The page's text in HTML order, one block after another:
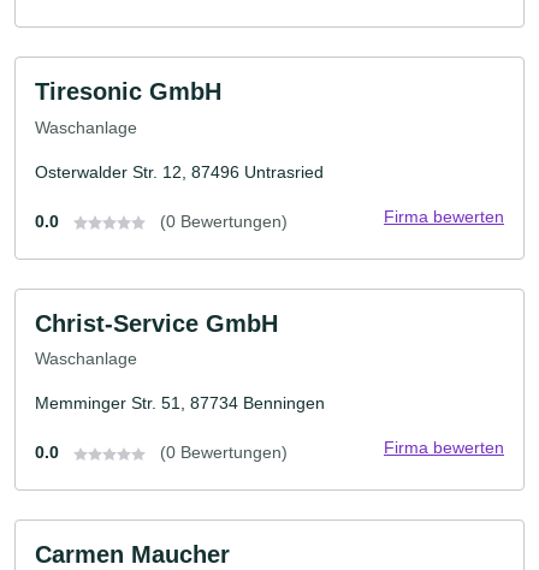
Tiresonic GmbH
Waschanlage
Osterwalder Str. 12, 87496 Untrasried
0.0 (0 Bewertungen) Firma bewerten
Christ-Service GmbH
Waschanlage
Memminger Str. 51, 87734 Benningen
0.0 (0 Bewertungen) Firma bewerten
Carmen Maucher